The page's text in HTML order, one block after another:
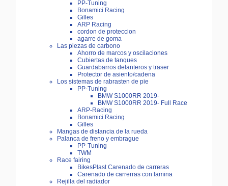
PP-Tuning
Bonamici Racing
Gilles
ARP Racing
cordon de proteccion
agarre de goma
Las piezas de carbono
Ahorro de marcos y oscilaciones
Cubiertas de tanques
Guardabarros delanteros y traser
Protector de asiento/cadena
Los sistemas de rabrasten de pie
PP-Tuning
BMW S1000RR 2019-
BMW S1000RR 2019- Full Race
ARP-Racing
Bonamici Racing
Gilles
Mangas de distancia de la rueda
Palanca de freno y embrague
PP-Tuning
TWM
Race fairing
BikesPlast Carenado de carreras
Carenado de carrerras con lamina
Rejilla del radiador